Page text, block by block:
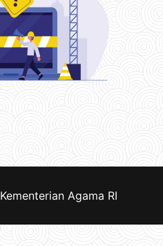
Kementerian Agama RI